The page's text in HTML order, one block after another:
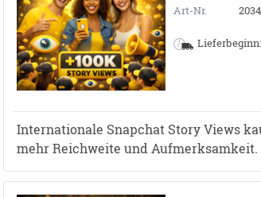
Art-Nr.
Internationale Snapchat Story Views
mehr Reichweite und Aufmerksamkeit.